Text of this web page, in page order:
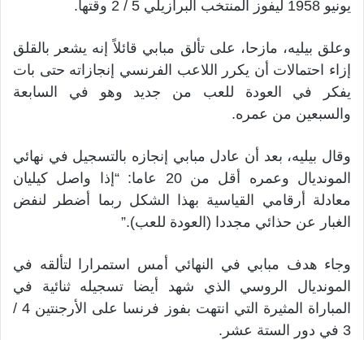
يونيو 1958 ليفوز المنتخب البرازيلي 5 / 2 وقتها.
وعلق بيليه، مازحا، على تألق مبابي قائلاً إنه يشعر بالقلق
إزاء احتمالات أن يكرر اللاعب الفرنسي إنجازاته حتى بات
يفكر في العودة للعب من جديد وهو في السابعة
والسبعين من عمره.
وقال بيليه، بعد أن عادل مبابي إنجازه بالتسجيل في نهائي
المونديال وعمره أقل من 20 عاما: “إذا واصل كيليان
معادلة أرقامي القياسية بهذا الشكل ربما أضطر لنفض
الغبار عن حذائي مجددا (العودة للعب).”
وجاء هدف مبابي في النهائي أمس استمرارا لتألقه في
المونديال الروسي الذي شهد أيضا تسجيله ثنائية في
المباراة المثيرة التي انتهت بفوز فرنسا على الأرجنتين 4 /
3 في دور الستة عشر.